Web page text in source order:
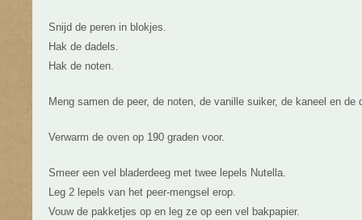
Snijd de peren in blokjes.
Hak de dadels.
Hak de noten.
Meng samen de peer, de noten, de vanille suiker, de kaneel en de
Verwarm de oven op 190 graden voor.
Smeer een vel bladerdeeg met twee lepels Nutella.
Leg 2 lepels van het peer-mengsel erop.
Vouw de pakketjes op en leg ze op een vel bakpapier.